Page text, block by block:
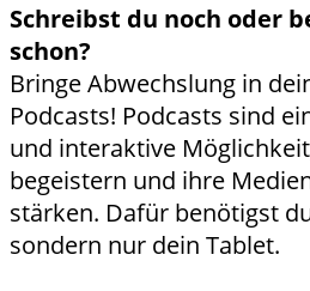
Schreibst du noch oder
schon?
Bringe Abwechslung in
Podcasts! Podcasts sind
und interaktive
begeistern und ihre
stärken. Dafür benötigst
sondern nur dein Tablet.